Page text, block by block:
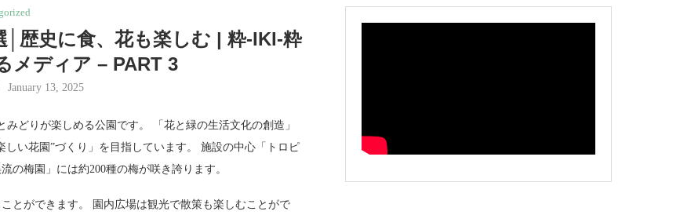
歴史に食、花も楽しむ | 粋-IKI-粋
メディア – PART 3
January 13, 2025
どりが楽しめる公園です。 「花と緑の生活文化の創造」
い花園”づくり」を目指しています。 施設の中心「トロピ
の梅園」には約200種の梅が咲き誇ります。
とができます。 園内広場は観光で散策も楽しむことがで